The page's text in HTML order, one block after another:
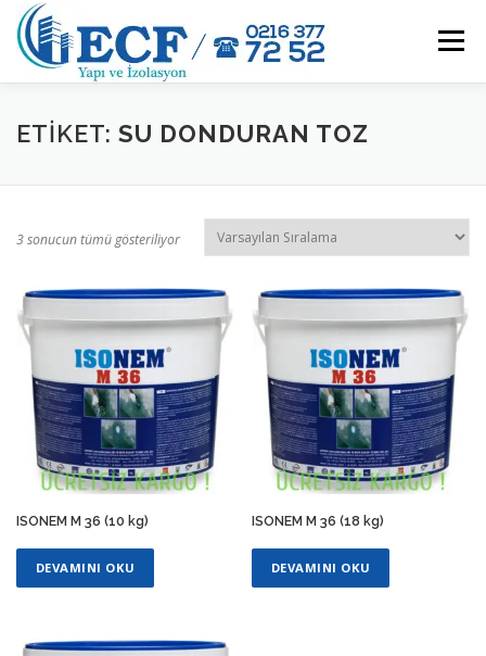
İçeriğe
geç
Menü
HAKKIMIZDA ÜRÜNLER NEDEN ECF YAPI ?
ETIKET: SU DONDURAN TOZ
3 sonucun tümü gösteriliyor
ISONEM M 36 (10 kg)
DEVAMINI OKU
ISONEM M 36 (18 kg)
DEVAMINI OKU